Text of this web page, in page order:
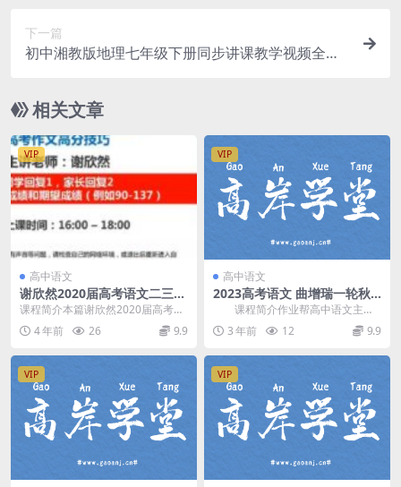
下一篇
初中湘教版地理七年级下册同步讲课教学视频全集
相关文章
VIP
高中语文
谢欣然2020届高考语文二三轮
辅导直播课程(寒春联报)百度
网盘下载
课程简介本篇谢欣然2020届高考语
文二三轮辅导直播课程，由高中语
文网课老师 谢欣...
4 年前 26 9.9
VIP
高中语文
2023高考语文 曲增瑞一轮秋
季A+班S班百度网盘资源
课程简介作业帮高中语文主讲
曲增瑞2023年高考语文一轮秋季双
班型，A+ 和...
3 年前 12 9.9
VIP VIP